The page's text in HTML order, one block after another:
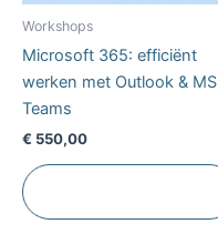
Workshops
Microsoft 365: efficiënt
werken met Outlook & MS
Teams
€ 550,00